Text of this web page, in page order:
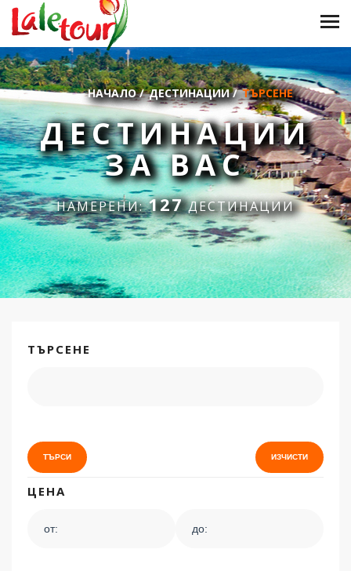
НАЧАЛО/ ДЕСТИНАЦИИ/ ТЪРСЕНЕ
ДЕСТИНАЦИИ
ЗА ВАС
НАМЕРЕНИ:127ДЕСТИНАЦИИ
ТЪРСЕНЕ
ЦЕНА